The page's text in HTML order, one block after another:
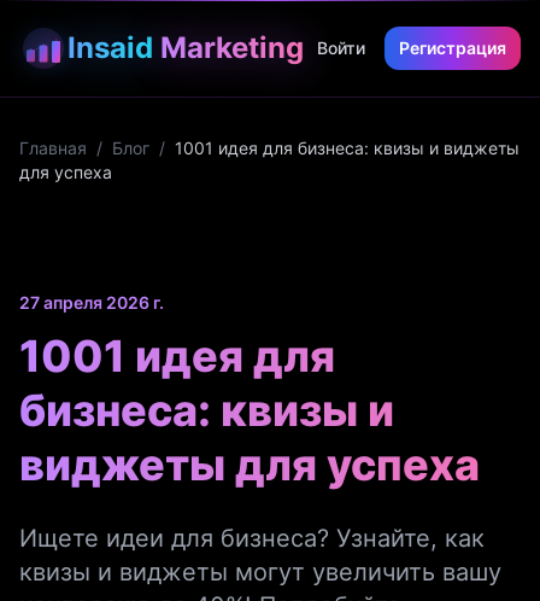
Insaid Marketing Войти Регистрация
Главная / Блог / 1001 идея для бизнеса: квизы и виджеты
для успеха
27 апреля 2026 г.
1001 идея для
бизнеса: квизы и
виджеты для успеха
Ищете идеи для бизнеса? Узнайте, как
квизы и виджеты могут увеличить вашу